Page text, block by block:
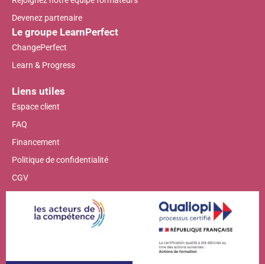
Devenez partenaire
Le groupe LearnPerfect
ChangePerfect
Learn & Progress
Liens utiles
Espace client
FAQ
Financement
Politique de confidentialité
CGV